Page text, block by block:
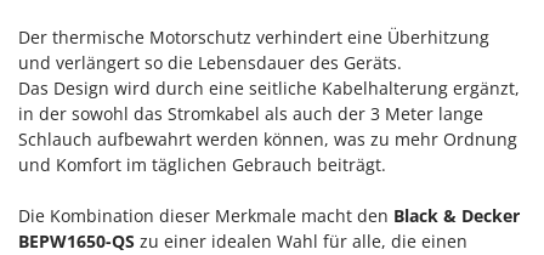
Schwader für Traktoren
Schweißgeräte
Seilwinden - Motorseilwinden
Sichelmähwerke für Traktoren
Sortierer für Oliven
HiKOKI
Honda
I
Idromatic
Imperia
Der thermische Motorschutz verhindert eine Überhitzung
und verlängert so die Lebensdauer des Geräts.
Das Design wird durch eine seitliche Kabelhalterung ergänzt,
in der sowohl das Stromkabel als auch der 3 Meter lange
Schlauch aufbewahrt werden können, was zu mehr Ordnung
und Komfort im täglichen Gebrauch beiträgt.
Die Kombination dieser Merkmale macht den Black & Decker
BEPW1650-QS zu einer idealen Wahl für alle, die einen